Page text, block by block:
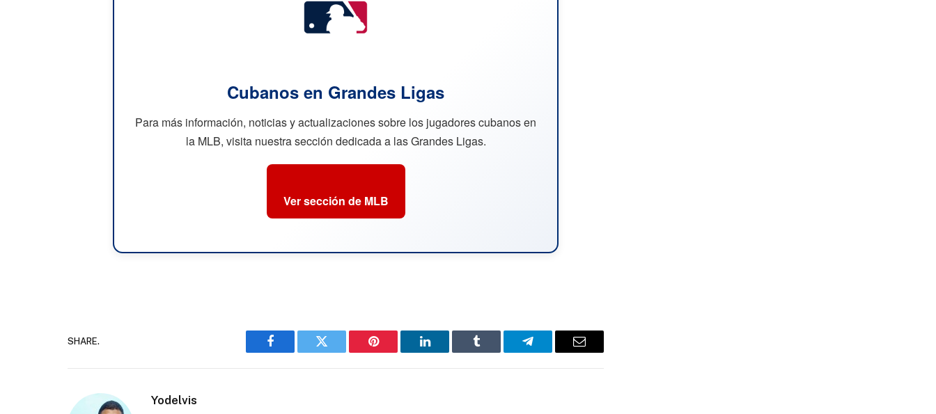
Cubanos en Grandes Ligas
Para más información, noticias y actualizaciones sobre los jugadores cubanos en
la MLB, visita nuestra sección dedicada a las Grandes Ligas.
Ver sección de MLB
SHARE.
Facebook Twitter Pinterest LinkedIn Tumblr Telegram Email
Yodelvis